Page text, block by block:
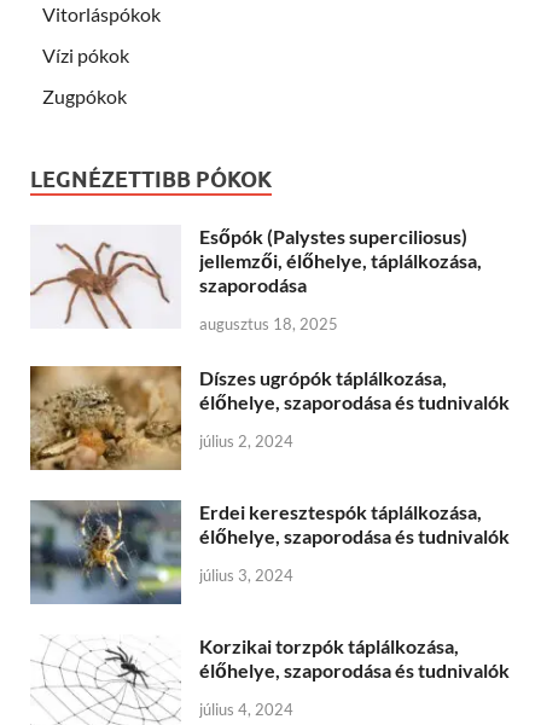
Vitorláspókok
Vízi pókok
Zugpókok
LEGNÉZETTIBB PÓKOK
Esőpók (Palystes superciliosus)
jellemzői, élőhelye, táplálkozása,
szaporodása
augusztus 18, 2025
Díszes ugrópók táplálkozása,
élőhelye, szaporodása és tudnivalók
július 2, 2024
Erdei keresztespók táplálkozása,
élőhelye, szaporodása és tudnivalók
július 3, 2024
Korzikai torzpók táplálkozása,
élőhelye, szaporodása és tudnivalók
július 4, 2024